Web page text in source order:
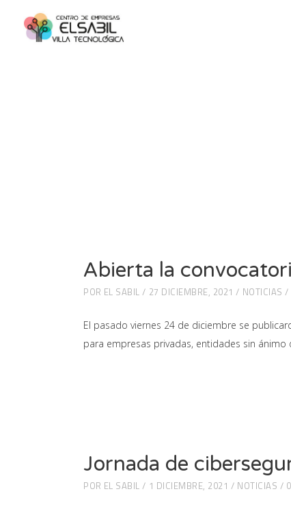
Abierta la
POR EL SABIL 27 DICIEMBRE, 2021 NOTICIAS
El pasado viernes 24 de diciembre se
para empresas privadas, entidades sin
Jornada de
POR EL SABIL 1 DICIEMBRE, 2021 NOTICIAS